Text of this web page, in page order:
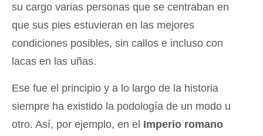
su cargo varias personas que se centraban en
que sus pies estuvieran en las mejores
condiciones posibles, sin callos e incluso con
lacas en las uñas.
Ese fue el principio y a lo largo de la historia
siempre ha existido la podología de un modo u
otro. Así, por ejemplo, en el Imperio romano